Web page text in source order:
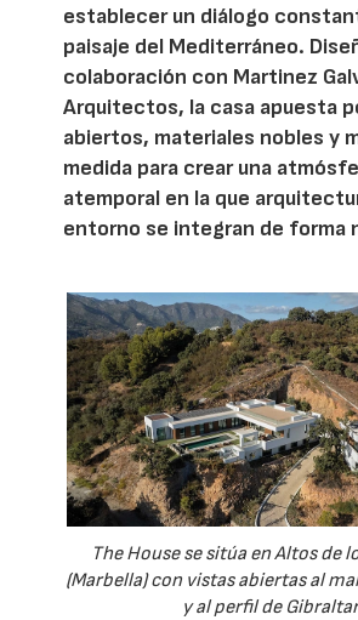
establecer un diálogo
paisaje del Mediterráneo.
colaboración con Martinez
Arquitectos, la casa apuesta
abiertos, materiales nobles y
medida para crear una
atemporal en la que
entorno se integran de forma
The House se sitúa en Altos de
(Marbella) con vistas abiertas al
y al perfil de